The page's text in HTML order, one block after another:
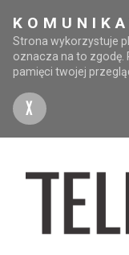
Strona wykorzystuje
oznacza na to zgodę.
pamięci twojej
X